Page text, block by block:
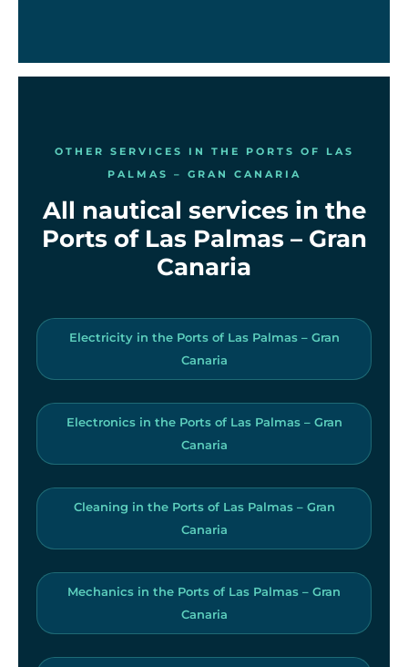
OTHER SERVICES IN THE PORTS OF LAS
PALMAS – GRAN CANARIA
All nautical services in the
Ports of Las Palmas – Gran
Canaria
Electricity in the Ports of Las Palmas – Gran
Canaria
Electronics in the Ports of Las Palmas – Gran
Canaria
Cleaning in the Ports of Las Palmas – Gran
Canaria
Mechanics in the Ports of Las Palmas – Gran
Canaria